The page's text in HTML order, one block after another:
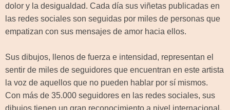
dolor y la desigualdad. Cada día sus viñetas publicadas en
las redes sociales son seguidas por miles de personas que
empatizan con sus mensajes de amor hacia ellos.
Sus dibujos, llenos de fuerza e intensidad, representan el
sentir de miles de seguidores que encuentran en este artista
la voz de aquellos que no pueden hablar por sí mismos.
Con más de 35.000 seguidores en las redes sociales, sus